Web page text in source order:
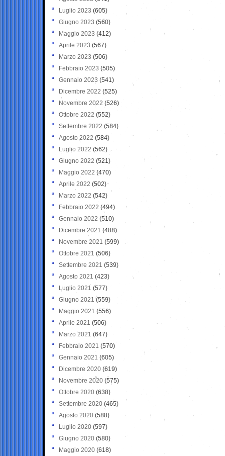
Luglio 2023 (605)
Giugno 2023 (560)
Maggio 2023 (412)
Aprile 2023 (567)
Marzo 2023 (506)
Febbraio 2023 (505)
Gennaio 2023 (541)
Dicembre 2022 (525)
Novembre 2022 (526)
Ottobre 2022 (552)
Settembre 2022 (584)
Agosto 2022 (584)
Luglio 2022 (562)
Giugno 2022 (521)
Maggio 2022 (470)
Aprile 2022 (502)
Marzo 2022 (542)
Febbraio 2022 (494)
Gennaio 2022 (510)
Dicembre 2021 (488)
Novembre 2021 (599)
Ottobre 2021 (506)
Settembre 2021 (539)
Agosto 2021 (423)
Luglio 2021 (577)
Giugno 2021(559)
Maggio 2021 (556)
Aprile 2021 (506)
Marzo 2021 (647)
Febbraio 2021 (570)
Gennaio 2021 (605)
Dicembre 2020 (619)
Novembre 2020 (575)
Ottobre 2020 (638)
Settembre 2020(465)
Agosto 2020 (588)
Luglio 2020 (597)
Giugno 2020 (580)
Maggio 2020 (618)